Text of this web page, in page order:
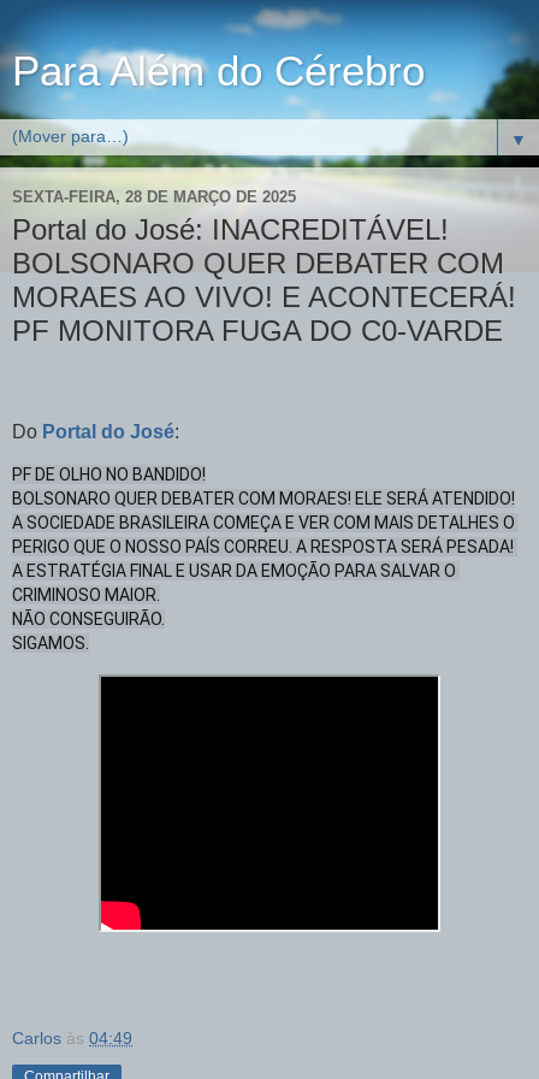
Para Além do Cérebro
▼
SEXTA-FEIRA, 28 DE MARÇO DE 2025
Portal do José: INACREDITÁVEL!
BOLSONARO QUER DEBATER COM
MORAES AO VIVO! E ACONTECERÁ!
PF MONITORA FUGA DO C0-VARDE
Do Portal do José:
PF DE OLHO NO BANDIDO!
BOLSONARO QUER DEBATER COM MORAES! ELE SERÁ ATENDIDO!
A SOCIEDADE BRASILEIRA COMEÇA E VER COM MAIS DETALHES O
PERIGO QUE O NOSSO PAÍS CORREU. A RESPOSTA SERÁ PESADA!
A ESTRATÉGIA FINAL E USAR DA EMOÇÃO PARA SALVAR O
CRIMINOSO MAIOR.
NÃO CONSEGUIRÃO.
SIGAMOS.
Carlos às 04:49